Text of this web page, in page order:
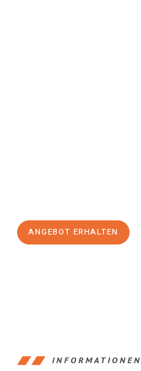
ANGEBOT ERHALTEN
INFORMATIONEN